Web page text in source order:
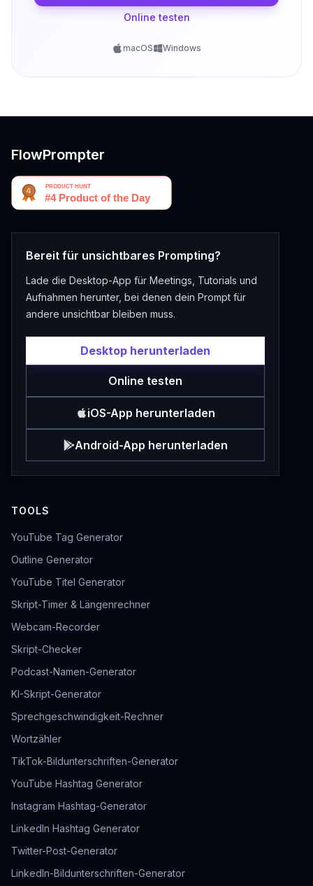
Online testen
macOS Windows
FlowPrompter
Bereit für unsichtbares Prompting?
Lade die Desktop-App für Meetings, Tutorials und
Aufnahmen herunter, bei denen dein Prompt für
andere unsichtbar bleiben muss.
Desktop herunterladen
Online testen
iOS-App herunterladen
Android-App herunterladen
TOOLS
YouTube Tag Generator
Outline Generator
YouTube Titel Generator
Skript-Timer & Längenrechner
Webcam-Recorder
Skript-Checker
Podcast-Namen-Generator
KI-Skript-Generator
Sprechgeschwindigkeit-Rechner
Wortzähler
TikTok-Bildunterschriften-Generator
YouTube Hashtag Generator
Instagram Hashtag-Generator
LinkedIn Hashtag Generator
Twitter-Post-Generator
LinkedIn-Bildunterschriften-Generator